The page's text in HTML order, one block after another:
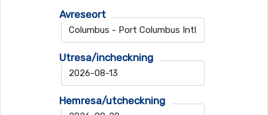
Avreseort
Utresa/incheckning
Hemresa/utcheckning